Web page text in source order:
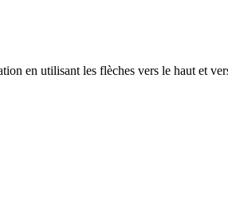
en utilisant les flèches vers le haut et